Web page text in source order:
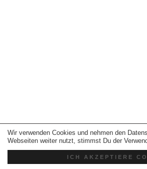
Wir verwenden Cookies und nehmen den
Webseiten weiter nutzt, stimmst Du der
ICH AKZEPTIERE